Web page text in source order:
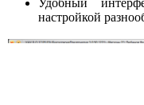
настройкой